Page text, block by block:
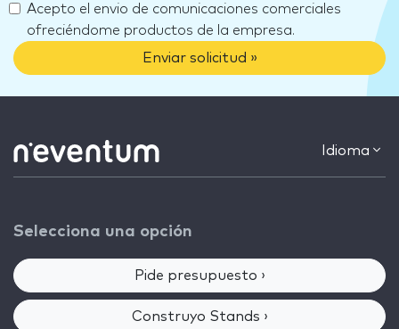
Acepto el envio de comunicaciones comerciales
ofreciéndome productos de la empresa.
Enviar solicitud »
Idioma
Selecciona una opción
Pide presupuesto ›
Construyo Stands ›